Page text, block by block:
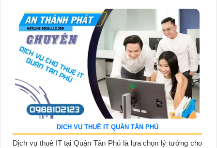
DỊCH VỤ THUÊ IT QUẬN TÂN PHÚ
Dịch vụ thuê IT tại Quận Tân Phú là lựa chọn lý tưởng cho